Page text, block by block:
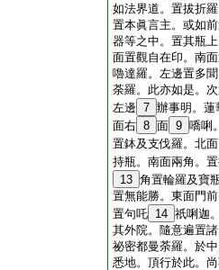
如法界道。置拔折
置本眞言主。或如
器等之中。置其瓶
面置觀自在印。南
嚕達羅。左邊置多
荼羅。此亦如是。
左邊 7 辦事明。蓮
面右 8 面 9 嘺唎
置鉢及支伐羅。北
持瓶。南面兩角。
13 角置輪羅及寶
置無能勝。東面門
置句吒 14 祇唎迦
其外院。隨意遍置
祕密都曼荼羅。於
悉地。頂行於此。